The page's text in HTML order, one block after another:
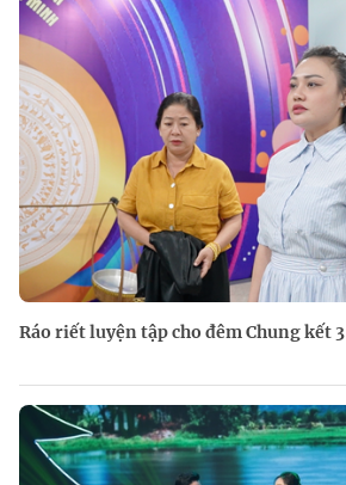
Ráo riết luyện tập cho đêm Chung kết 3